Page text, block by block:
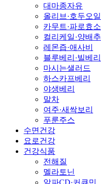
대마종자유
올리브·호두오일
카무트·파로효소
컬리케일·양배추
레몬즙·애사비
블루베리·빌베리
마시는샐러드
하스카프베리
야생베리
말차
여주·새싹보리
푸룬주스
수면건강
요로건강
건강식품
전해질
멜라토닌
알파CD·커큐민